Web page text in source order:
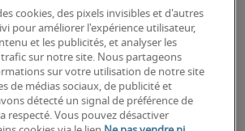
carrière ? Nous vous aidons
postes et à faire de votre
votre futur talent
cookies, des pixels invisibles et d'autres
pour améliorer l'expérience utilisateur,
et les publicités, et analyser les
sur notre site. Nous partageons
sur votre utilisation de notre site
de médias sociaux, de publicité et
détecté un signal de préférence de
respecté. Vous pouvez désactiver